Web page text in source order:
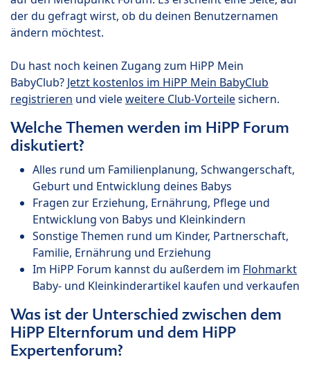
der du gefragt wirst, ob du deinen Benutzernamen
ändern möchtest.
Du hast noch keinen Zugang zum HiPP Mein
BabyClub? Jetzt kostenlos im HiPP Mein BabyClub
registrieren und vieleweitere Club-Vorteilesichern.
Welche Themen werden im HiPP Forum
diskutiert?
Alles rund um Familienplanung, Schwangerschaft,
Geburt und Entwicklung deines Babys
Fragen zur Erziehung, Ernährung, Pflege und
Entwicklung von Babys und Kleinkindern
Sonstige Themen rund um Kinder, Partnerschaft,
Familie, Ernährung und Erziehung
Im HiPP Forum kannst du außerdem im Flohmarkt
Baby- und Kleinkinderartikel kaufen und verkaufen
Was ist der Unterschied zwischen dem
HiPP Elternforum und dem HiPP
Expertenforum?